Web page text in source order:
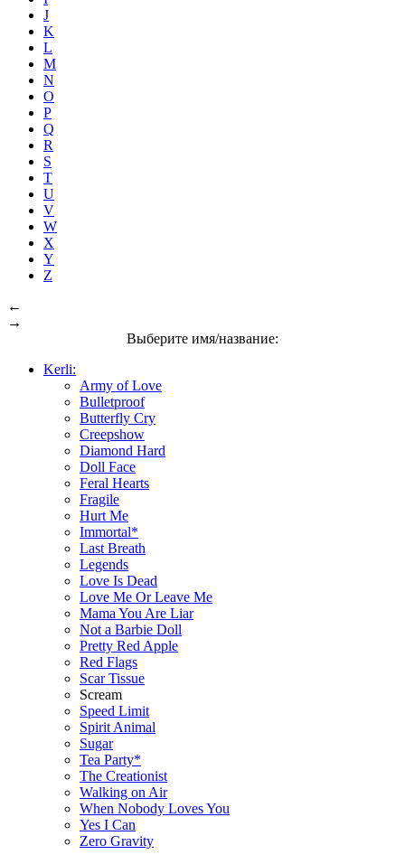
J
K
L
M
N
O
P
Q
R
S
T
U
V
W
X
Y
Z
←
→
Выберите имя/название:
Kerli:
Army of Love
Bulletproof
Butterfly Cry
Creepshow
Diamond Hard
Doll Face
Feral Hearts
Fragile
Hurt Me
Immortal*
Last Breath
Legends
Love Is Dead
Love Me Or Leave Me
Mama You Are Liar
Not a Barbie Doll
Pretty Red Apple
Red Flags
Scar Tissue
Scream
Speed Limit
Spirit Animal
Sugar
Tea Party*
The Creationist
Walking on Air
When Nobody Loves You
Yes I Can
Zero Gravity